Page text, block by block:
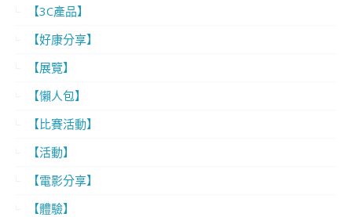
【3C產品】
【好康分享】
【展覽】
【懶人包】
【比賽活動】
【活動】
【電影分享】
【體驗】